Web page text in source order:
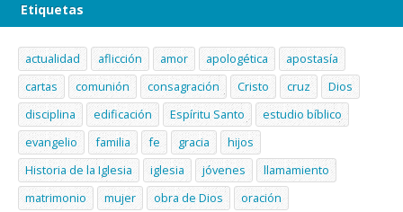
Etiquetas
actualidad aflicción amor apologética
apostasía
cartas
comunión consagración Cristo cruz
Dios
disciplina
edificación Espíritu Santo
estudio bíblico
evangelio
familia fe gracia
hijos
Historia de la Iglesia
iglesia jóvenes
llamamiento
matrimonio
mujer obra de Dios
oración